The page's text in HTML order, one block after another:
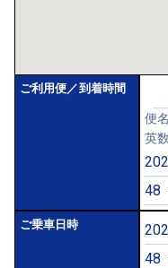
ご利用便／到着時間
便
英
ご乗車日時